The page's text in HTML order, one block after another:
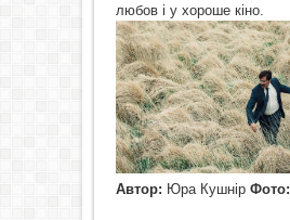
любов і у хороше кіно.
Автор: Юра Кушнір Фото: